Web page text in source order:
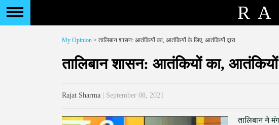
My Opinion > तालिबान शासन: आतंकियों का, आतंकियों के लिए, आतंकियों द्वारा
तालिबान शासन: आतंकियों का, आतंकियों
Rajat Sharma | September 08, 2021
तालिबान ने